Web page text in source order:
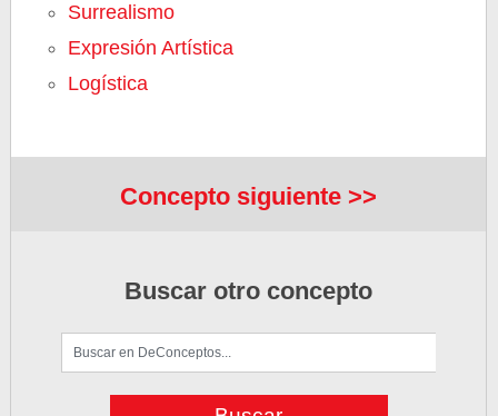
Surrealismo
Expresión Artística
Logística
Concepto siguiente >>
Buscar otro concepto